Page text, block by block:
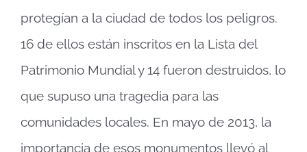
protegían a la ciudad de todos los peligros.
16 de ellos están inscritos en la Lista del
Patrimonio Mundial y 14 fueron destruidos, lo
que supuso una tragedia para las
comunidades locales. En mayo de 2013, la
importancia de esos monumentos llevó al